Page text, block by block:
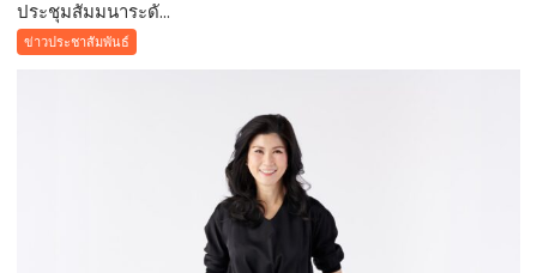
เพื่อ
แลก
เปลี่ยน
องค์
ความ
รู้Thailand
ประชุมสัมมนาระดั...
ข่าวประชาสัมพันธ์